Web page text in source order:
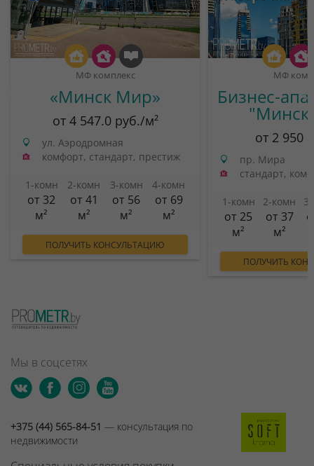
МФ комплекс
«Минск Мир»
от 4 547.0 руб./м²
ул. Аэродромная
комфорт, стандарт, престиж
1-комн
от 32
м²
2-комн
от 41
м²
3-комн
от 56
м²
4-комн
от 69
м²
ПОЛУЧИТЬ КОНСУЛЬТАЦИЮ
МФ
Бизнес-
от 2 950
пр. Мира
стандарт,
1-комн
от 25
м²
2-комн
от 37
м²
ПОЛУЧИТЬ
Мы в соцсетях
+375 (44) 565-84-51 — консультация по
недвижимости